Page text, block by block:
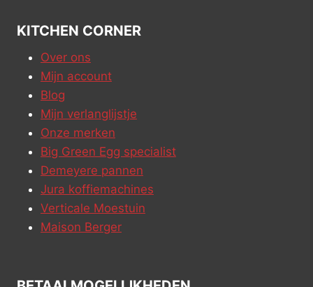
KITCHEN CORNER
Over ons
Mijn account
Blog
Mijn verlanglijstje
Onze merken
Big Green Egg specialist
Demeyere pannen
Jura koffiemachines
Verticale Moestuin
Maison Berger